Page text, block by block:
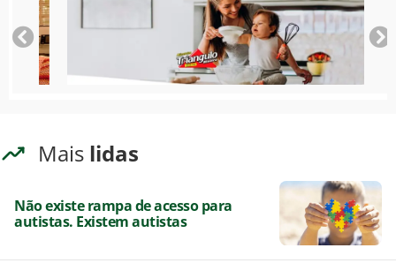
Mais lidas
Não existe rampa de acesso para
autistas. Existem autistas